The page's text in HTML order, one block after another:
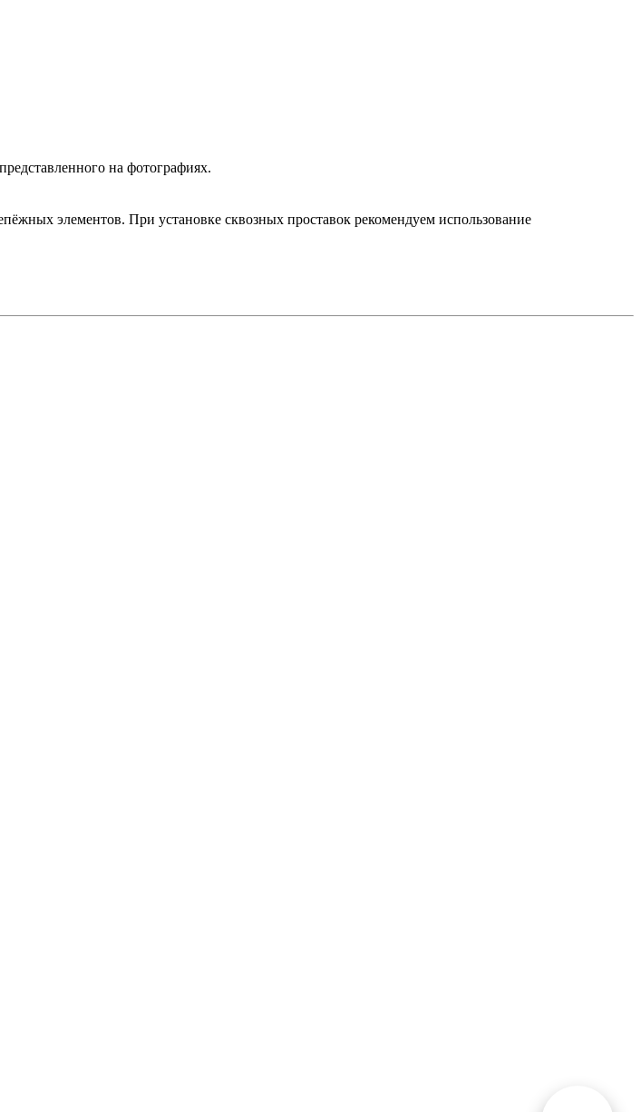
на фотографиях.
элементов. При установке сквозных проставок рекомендуем использование